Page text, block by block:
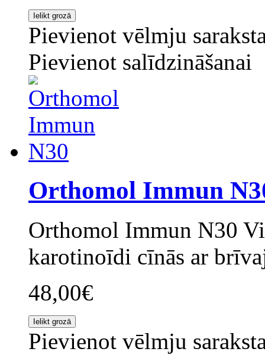
Pievienot vēlmju
Pievienot salīdzināšanai
Orthomol Immun
Orthomol Immun N30
karotinoīdi cīnās ar
48,00€
Pievienot vēlmju